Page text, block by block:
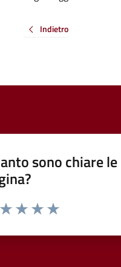
Indietro
sono chiare
da 1 a 5 stelle la pagina